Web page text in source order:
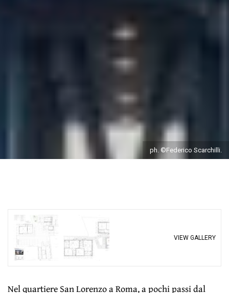
ph. ©Federico Scarchilli.
VIEW GALLERY
Nel quartiere San Lorenzo a Roma, a pochi passi dal